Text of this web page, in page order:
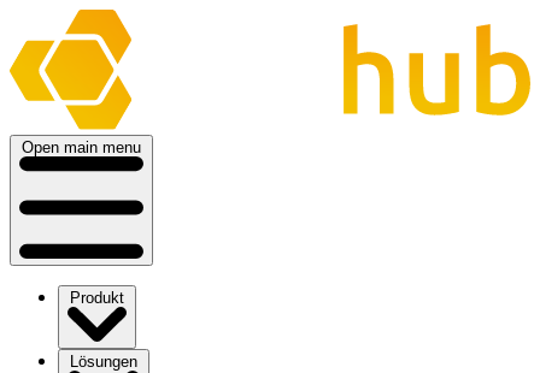
Open main menu
Produkt
Lösungen